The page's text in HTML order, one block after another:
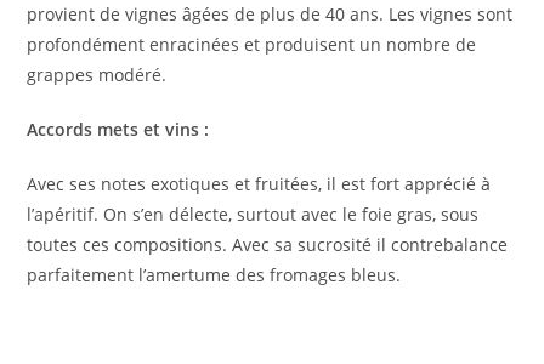
provient de vignes âgées de plus de 40 ans. Les vignes sont
profondément enracinées et produisent un nombre de
grappes modéré.
Accords mets et vins :
Avec ses notes exotiques et fruitées, il est fort apprécié à
l’apéritif. On s’en délecte, surtout avec le foie gras, sous
toutes ces compositions. Avec sa sucrosité il contrebalance
parfaitement l’amertume des fromages bleus.